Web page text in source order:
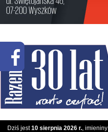
Dziś jest10 sierpnia 2026 r., imieniny